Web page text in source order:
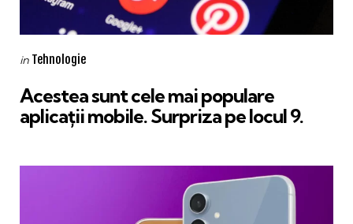
Categories
Posted
in Tehnologie
Acestea sunt cele mai populare
aplicații mobile. Surpriza pe locul 9.